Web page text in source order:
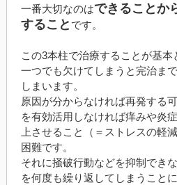
一番大切なのはできることか
すること です。
この3本柱で治療することが基
一つでも欠けてしまうと完治ま
しまいます。
原因が分からなければ再発する
を有効活用しなければ痒みや炎
上させること（＝ストレスの軽
困難です。
それに掻破行動などを抑制でき
を何度も繰り返してしまうことに